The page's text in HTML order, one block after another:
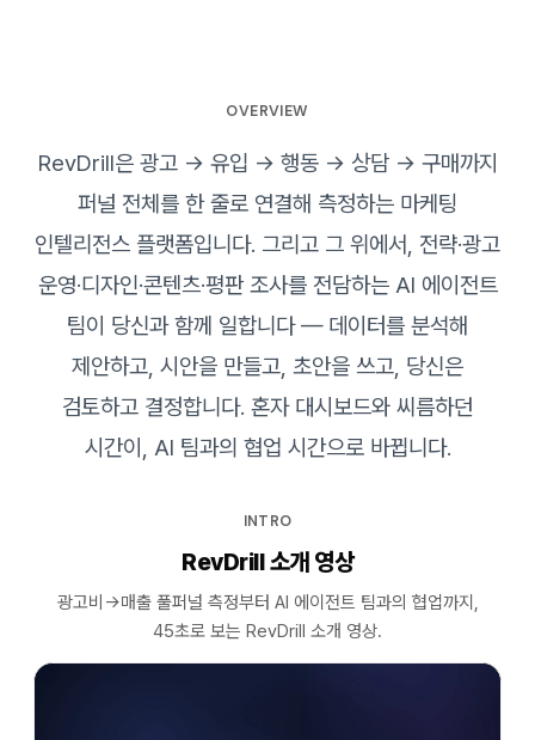
OVERVIEW
RevDrill은 광고 → 유입 → 행동 → 상담 → 구매까지
퍼널 전체를 한 줄로 연결해 측정하는 마케팅
인텔리전스 플랫폼입니다. 그리고 그 위에서, 전략·광고
운영·디자인·콘텐츠·평판 조사를 전담하는 AI 에이전트
팀이 당신과 함께 일합니다 — 데이터를 분석해
제안하고, 시안을 만들고, 초안을 쓰고, 당신은
검토하고 결정합니다. 혼자 대시보드와 씨름하던
시간이, AI 팀과의 협업 시간으로 바뀝니다.
INTRO
RevDrill 소개 영상
광고비→매출 풀퍼널 측정부터 AI 에이전트 팀과의 협업까지,
45초로 보는 RevDrill 소개 영상.